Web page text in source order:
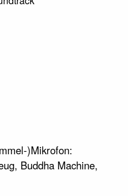
)Mikrofon:
Buddha Machine,